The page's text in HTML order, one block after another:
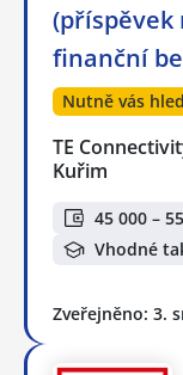
(příspěvek
finanční
Nutně vás
TE
Kuřim
45 000 –
Vhodné
Zveřejněno: 3.